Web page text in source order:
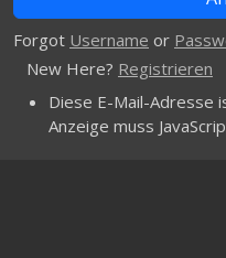
Forgot Username or
New Here? Registrieren
Diese E-Mail-Adresse
Anzeige muss